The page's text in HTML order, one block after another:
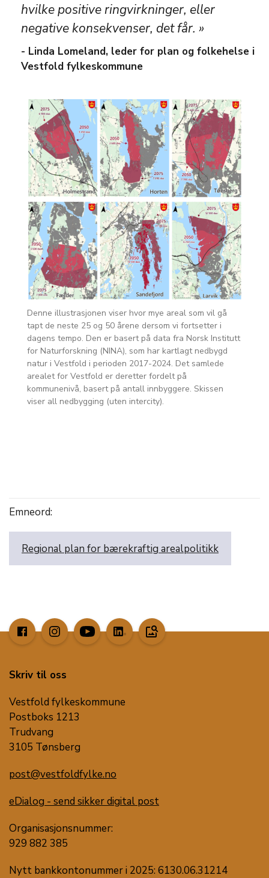
hvilke positive ringvirkninger, eller
negative konsekvenser, det får. »
- Linda Lomeland, leder for plan og folkehelse i
Vestfold fylkeskommune
Denne illustrasjonen viser hvor mye areal som vil gå
tapt de neste 25 og 50 årene dersom vi fortsetter i
dagens tempo. Den er basert på data fra Norsk Institutt
for Naturforskning (NINA), som har kartlagt nedbygd
natur i Vestfold i perioden 2017-2024. Det samlede
arealet for Vestfold er deretter fordelt på
kommunenivå, basert på antall innbyggere. Skissen
viser all nedbygging (uten intercity).
Emneord:
Regional plan for bærekraftig arealpolitikk
image_search
Skriv til oss
Vestfold fylkeskommune
Postboks 1213
Trudvang
3105 Tønsberg
post@vestfoldfylke.no
eDialog - send sikker digital post
Organisasjonsnummer:
929 882 385
Nytt bankkontonummer i 2025: 6130.06.31214